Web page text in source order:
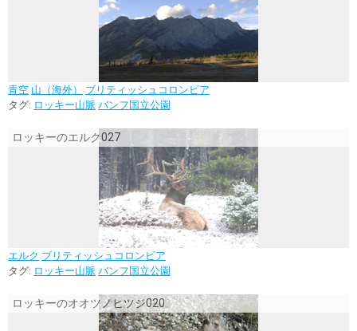
青空 山（海外）
ブリティッシュコロンビア
タグ: ロッキー山脈 バンフ国立公園
ロッキーのエルク027
エルク ブリティッシュコロンビア
タグ: ロッキー山脈 バンフ国立公園
ロッキーのオオツノヒツジ020